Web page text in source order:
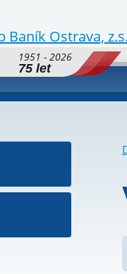
1951 - 2026
75 let